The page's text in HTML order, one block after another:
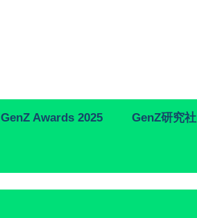
GenZ Awards 2025 GenZ研究社